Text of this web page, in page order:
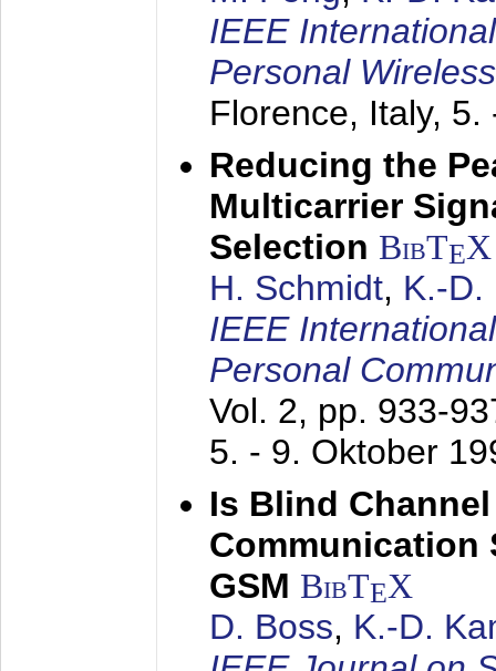
IEEE
Personal
Florence, Italy, 5.
Reducing the
Multicarrier
Selection BibTEX
H. Schmidt, K.-D.
IEEE
Personal
Vol. 2, pp. 933-
5. - 9. Oktober
Is Blind
Communication
GSM BibTEX
D. Boss, K.-D.